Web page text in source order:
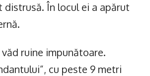
distrusă. În locul ei a apărut
ruine impunătoare.
cu peste 9 metri